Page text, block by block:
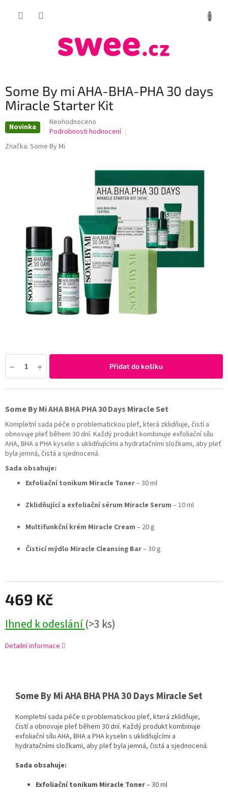
Some By mi AHA-BHA-PHA 30 days
Miracle Starter Kit
Novinka
Průměrné
hodnocení
produktu
je
Neohodnoceno
Podrobnosti hodnocení
Značka: Some By Mi
469 Kč
Ihned k odeslání(>3 ks)
Přidat do košíku
Some By Mi AHA BHA PHA 30 Days Miracle Set
Kompletní sada péče o problematickou pleť, která zklidňuje, čistí a
obnovuje pleť během 30 dní. Každý produkt kombinuje exfoliační sílu
AHA, BHA a PHA kyselin s uklidňujícími a hydratačními složkami, aby pleť
byla jemná, čistá a sjednocená.
Sada obsahuje:
Exfoliační tonikum Miracle Toner– 30 ml
Zklidňující a exfoliační sérum Miracle Serum – 10 ml
Multifunkční krém Miracle Cream – 20 g
Čisticí mýdlo Miracle Cleansing Bar– 30 g
Detailní informace
Some By Mi AHA BHA PHA 30 Days Miracle Set
Kompletní sada péče o problematickou pleť, která zklidňuje,
čistí a obnovuje pleť během 30 dní. Každý produkt kombinuje
exfoliační sílu AHA, BHA a PHA kyselin s uklidňujícími a
hydratačními složkami, aby pleť byla jemná, čistá a sjednocená.
Sada obsahuje:
Exfoliační tonikum Miracle Toner– 30 ml